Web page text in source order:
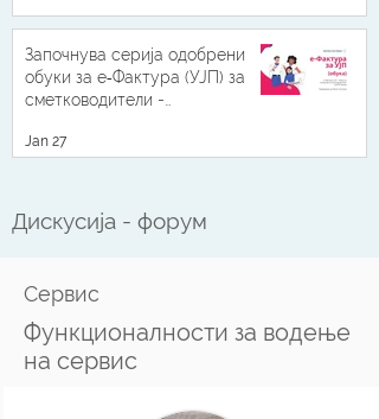
Започнува серија одобрени
обуки за е‑Фактура (УЈП) за
сметководители -
усовршеност со 3 КПУ поени
Jan 27
Дискусија - форум
Сервис
Функционалности за водење
на сервис